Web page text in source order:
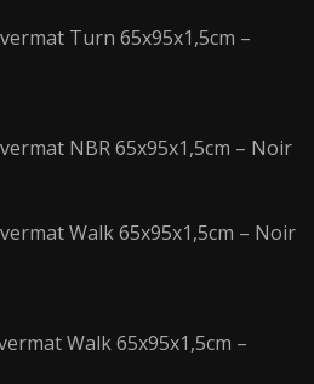
Turn 65x95x1,5cm –
NBR 65x95x1,5cm – Noir
Walk 65x95x1,5cm – Noir
Walk 65x95x1,5cm –